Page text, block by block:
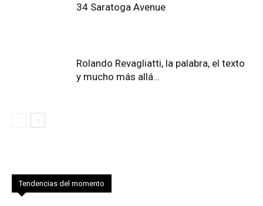
34 Saratoga Avenue
Rolando Revagliatti, la palabra, el texto
y mucho más allá…
Tendencias del momento